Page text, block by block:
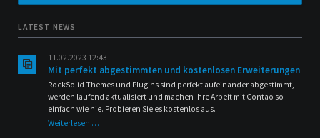
LATEST NEWS
11.02.2023 12:43
Mit perfekt abgestimmten und kostenlosen Erweiterungen
RockSolid Themes und Plugins sind perfekt aufeinander abgestimmt,
werden laufend aktualisiert und machen Ihre Arbeit mit Contao so
einfach wie nie. Probieren Sie es kostenlos aus.
Weiterlesen …Mit